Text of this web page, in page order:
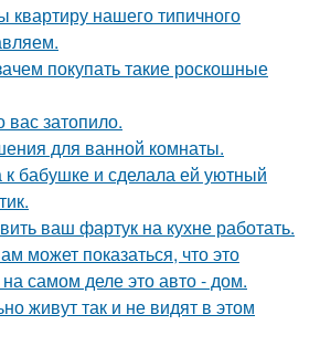
нашего типичного
покупать такие роскошные
вас затопило.
для ванной комнаты.
бабушке и сделала ей уютный
ваш фартук на кухне работать.
может показаться, что это
на самом деле это авто - дом.
живут так и не видят в этом